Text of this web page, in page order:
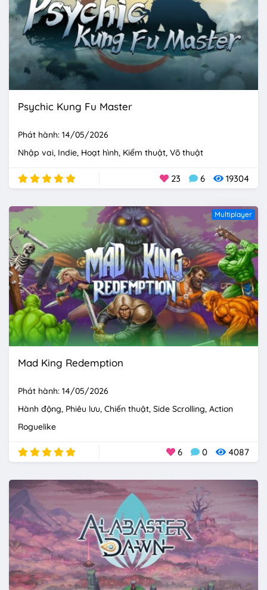
Psychic Kung Fu Master
Phát hành: 14/05/2026
Nhập vai Indie Hoạt hình Kiếm thuật Võ thuật
23 6 19304
Multiplayer
Mad King Redemption
Phát hành: 14/05/2026
Hành động Phiêu lưu Chiến thuật Side Scrolling Action
Roguelike
6 0 4087